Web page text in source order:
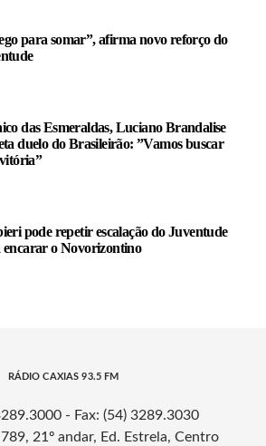
para somar”, afirma novo reforço do
das Esmeraldas, Luciano Brandalise
duelo do Brasileirão: ”Vamos buscar
pode repetir escalação do Juventude
encarar o Novorizontino
RÁDIO CAXIAS 93.5 FM
- Fax: (54) 3289.3030
21º andar, Ed. Estrela, Centro